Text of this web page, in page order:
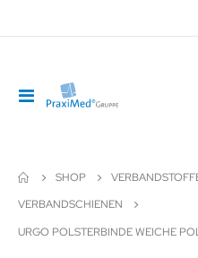
Navigation
umschalten
SHOP
VERBANDSCHIENEN
URGO POLSTERBINDE WEICHE